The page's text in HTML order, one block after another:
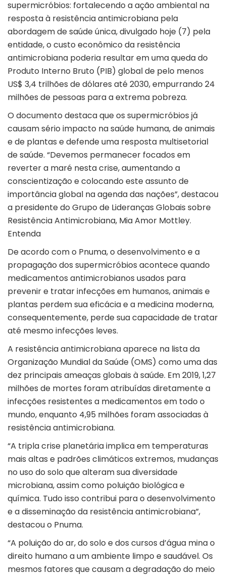
supermicróbios: fortalecendo a ação ambiental na
resposta à resistência antimicrobiana pela
abordagem de saúde única, divulgado hoje (7) pela
entidade, o custo econômico da resistência
antimicrobiana poderia resultar em uma queda do
Produto Interno Bruto (PIB) global de pelo menos
US$ 3,4 trilhões de dólares até 2030, empurrando 24
milhões de pessoas para a extrema pobreza.
O documento destaca que os supermicróbios já
causam sério impacto na saúde humana, de animais
e de plantas e defende uma resposta multisetorial
de saúde. “Devemos permanecer focados em
reverter a maré nesta crise, aumentando a
conscientização e colocando este assunto de
importância global na agenda das nações”, destacou
a presidente do Grupo de Lideranças Globais sobre
Resistência Antimicrobiana, Mia Amor Mottley.
Entenda
De acordo com o Pnuma, o desenvolvimento e a
propagação dos supermicróbios acontece quando
medicamentos antimicrobianos usados para
prevenir e tratar infecções em humanos, animais e
plantas perdem sua eficácia e a medicina moderna,
consequentemente, perde sua capacidade de tratar
até mesmo infecções leves.
A resistência antimicrobiana aparece na lista da
Organização Mundial da Saúde (OMS) como uma das
dez principais ameaças globais à saúde. Em 2019, 1,27
milhões de mortes foram atribuídas diretamente a
infecções resistentes a medicamentos em todo o
mundo, enquanto 4,95 milhões foram associadas à
resistência antimicrobiana.
“A tripla crise planetária implica em temperaturas
mais altas e padrões climáticos extremos, mudanças
no uso do solo que alteram sua diversidade
microbiana, assim como poluição biológica e
química. Tudo isso contribui para o desenvolvimento
e a disseminação da resistência antimicrobiana”,
destacou o Pnuma.
“A poluição do ar, do solo e dos cursos d’água mina o
direito humano a um ambiente limpo e saudável. Os
mesmos fatores que causam a degradação do meio